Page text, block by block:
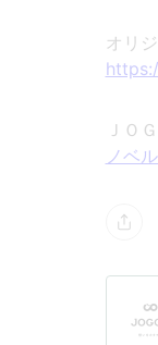
オリ
ＪＯ
ノベ